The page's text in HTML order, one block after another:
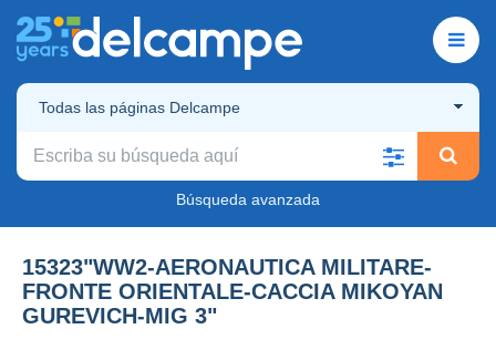
Todas las páginas Delcampe
Búsqueda avanzada
15323"WW2-AERONAUTICA MILITARE-
FRONTE ORIENTALE-CACCIA MIKOYAN
GUREVICH-MIG 3"